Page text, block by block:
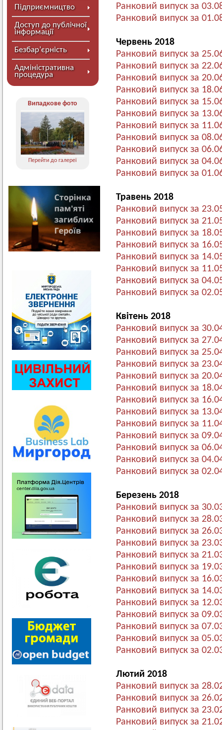
Підприємництво
Доступ до публічної
інформації
Безбар’єрність
Адміністративна
процедура
Випадкове фото
Перейти до галереї
Ранковий випуск за
Ранковий випуск за
Червень 2018
Ранковий випуск за
Ранковий випуск за
Ранковий випуск за
Ранковий випуск за
Ранковий випуск за
Ранковий випуск за
Ранковий випуск за
Ранковий випуск за
Ранковий випуск за
Ранковий випуск за
Ранковий випуск за
Травень 2018
Ранковий випуск за
Ранковий випуск за
Ранковий випуск за
Ранковий випуск за
Ранковий випуск за
Ранковий випуск за
Ранковий випуск за
Ранковий випуск за
Квітень 2018
Ранковий випуск за
Ранковий випуск за
Ранковий випуск за
Ранковий випуск за
Ранковий випуск за
Ранковий випуск за
Ранковий випуск за
Ранковий випуск за
Ранковий випуск за
Ранковий випуск за
Ранковий випуск за
Ранковий випуск за
Ранковий випуск за
Березень 2018
Ранковий випуск за
Ранковий випуск за
Ранковий випуск за
Ранковий випуск за
Ранковий випуск за
Ранковий випуск за
Ранковий випуск за
Ранковий випуск за
Ранковий випуск за
Ранковий випуск за
Ранковий випуск за
Ранковий випуск за
Ранковий випуск за
Лютий 2018
Ранковий випуск за
Ранковий випуск за
Ранковий випуск за
Ранковий випуск за